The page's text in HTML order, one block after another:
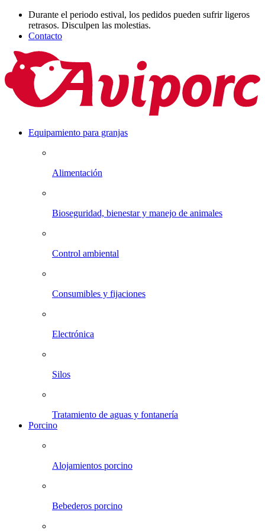
Durante el periodo estival, los pedidos pueden sufrir ligeros
retrasos. Disculpen las molestias.
Contacto
Equipamiento para granjas
Alimentación
Bioseguridad, bienestar y manejo de animales
Control ambiental
Consumibles y fijaciones
Electrónica
Silos
Tratamiento de aguas y fontanería
Porcino
Alojamientos porcino
Bebederos porcino